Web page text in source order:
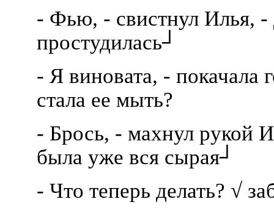
- Фью, - свистнул Илья, -
простудилась┘
- Я виновата, - покачала
стала ее мыть?
- Брось, - махнул рукой
была уже вся сырая┘
- Что теперь делать? √